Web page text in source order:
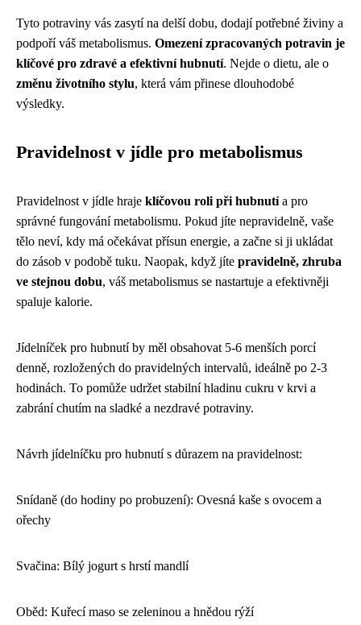
Tyto potraviny vás zasytí na delší dobu, dodají potřebné živiny a
podpoří váš metabolismus. Omezení zpracovaných potravin je
klíčové pro zdravé a efektivní hubnutí. Nejde o dietu, ale o
změnu životního stylu, která vám přinese dlouhodobé
výsledky.
Pravidelnost v jídle pro metabolismus
Pravidelnost v jídle hraje klíčovou roli při hubnutía pro
správné fungování metabolismu. Pokud jíte nepravidelně, vaše
tělo neví, kdy má očekávat přísun energie, a začne si ji ukládat
do zásob v podobě tuku. Naopak, když jíte pravidelně, zhruba
ve stejnou dobu, váš metabolismus se nastartuje a efektivněji
spaluje kalorie.
Jídelníček pro hubnutí by měl obsahovat 5-6 menších porcí
denně, rozložených do pravidelných intervalů, ideálně po 2-3
hodinách. To pomůže udržet stabilní hladinu cukru v krvi a
zabrání chutím na sladké a nezdravé potraviny.
Návrh jídelníčku pro hubnutí s důrazem na pravidelnost:
Snídaně (do hodiny po probuzení): Ovesná kaše s ovocem a
ořechy
Svačina: Bílý jogurt s hrstí mandlí
Oběd: Kuřecí maso se zeleninou a hnědou rýží